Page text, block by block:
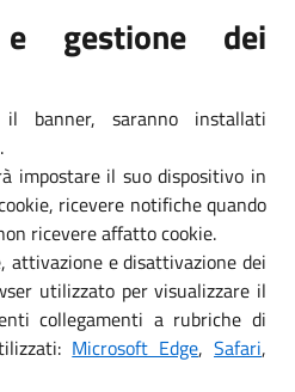
e gestione dei
banner, saranno installati
impostare il suo dispositivo in
ricevere notifiche quando
ricevere affatto cookie.
attivazione e disattivazione dei
utilizzato per visualizzare il
collegamenti a rubriche di
Microsoft Edge,Safari,